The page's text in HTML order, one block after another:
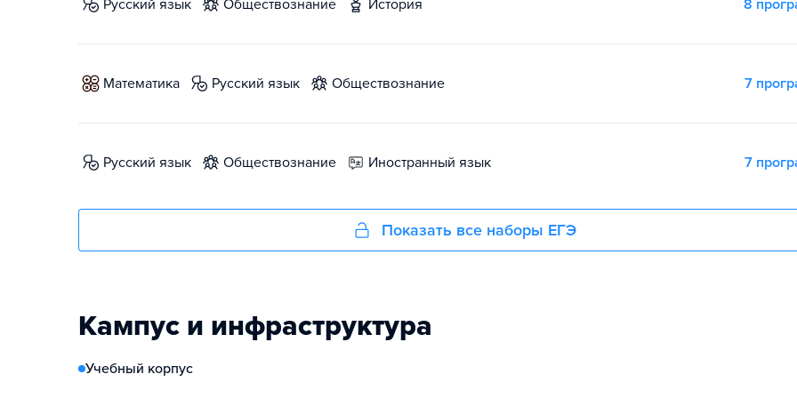
русский язык обществознание история 8
математика русский язык обществознание 7
русский язык обществознание иностранный язык 7
Показать все наборы ЕГЭ
Кампус и инфраструктура
Учебный корпус